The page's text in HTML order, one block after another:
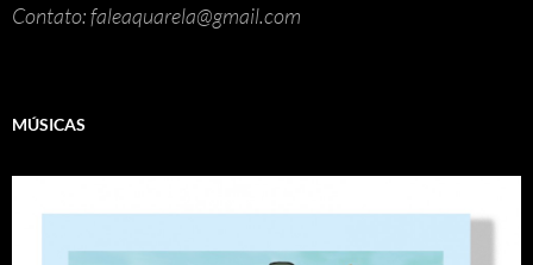
Contato: faleaquarela@gmail.com
MÚSICAS